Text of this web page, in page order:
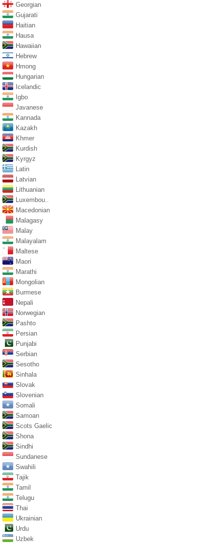
Georgian
Gujarati
Haitian
Hausa
Hawaiian
Hebrew
Hmong
Hungarian
Icelandic
Igbo
Javanese
Kannada
Kazakh
Khmer
Kurdish
Kyrgyz
Latin
Latvian
Lithuanian
Luxembou..
Macedonian
Malagasy
Malay
Malayalam
Maltese
Maori
Marathi
Mongolian
Burmese
Nepali
Norwegian
Pashto
Persian
Punjabi
Serbian
Sesotho
Sinhala
Slovak
Slovenian
Somali
Samoan
Scots Gaelic
Shona
Sindhi
Sundanese
Swahili
Tajik
Tamil
Telugu
Thai
Ukrainian
Urdu
Uzbek